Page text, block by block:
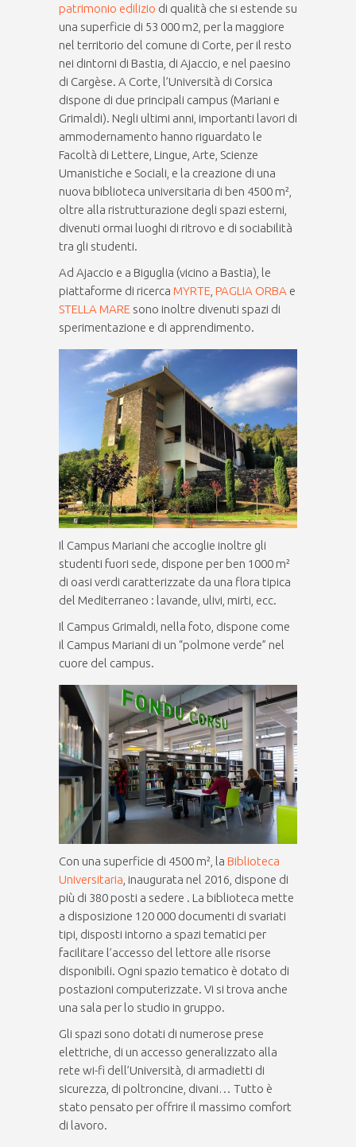
patrimonio edilizio di qualità che si estende su
una superficie di 53 000 m2, per la maggiore
nel territorio del comune di Corte, per il resto
nei dintorni di Bastia, di Ajaccio, e nel paesino
di Cargèse. A Corte, l’Università di Corsica
dispone di due principali campus (Mariani e
Grimaldi). Negli ultimi anni, importanti lavori di
ammodernamento hanno riguardato le
Facoltà di Lettere, Lingue, Arte, Scienze
Umanistiche e Sociali, e la creazione di una
nuova biblioteca universitaria di ben 4500 m²,
oltre alla ristrutturazione degli spazi esterni,
divenuti ormai luoghi di ritrovo e di sociabilità
tra gli studenti.
Ad Ajaccio e a Biguglia (vicino a Bastia), le
piattaforme di ricerca MYRTE PAGLIA ORBA e
STELLA MARE sono inoltre divenuti spazi di
sperimentazione e di apprendimento.
Il Campus Mariani che accoglie inoltre gli
studenti fuori sede, dispone per ben 1000 m²
di oasi verdi caratterizzate da una flora tipica
del Mediterraneo : lavande, ulivi, mirti, ecc.
Il Campus Grimaldi, nella foto, dispone come
il Campus Mariani di un “polmone verde” nel
cuore del campus.
Con una superficie di 4500 m², la Biblioteca
Universitaria , inaugurata nel 2016, dispone di
più di 380 posti a sedere . La biblioteca mette
a disposizione 120 000 documenti di svariati
tipi, disposti intorno a spazi tematici per
facilitare l’accesso del lettore alle risorse
disponibili. Ogni spazio tematico è dotato di
postazioni computerizzate. Vi si trova anche
una sala per lo studio in gruppo.
Gli spazi sono dotati di numerose prese
elettriche, di un accesso generalizzato alla
rete wi-fi dell’Università, di armadietti di
sicurezza, di poltroncine, divani… Tutto è
stato pensato per offrire il massimo comfort
di lavoro.